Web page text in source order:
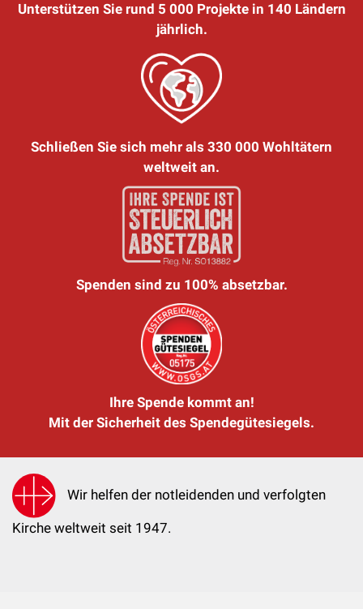
Unterstützen Sie rund 5 000 Projekte in 140 Ländern
jährlich.
Schließen Sie sich mehr als 330 000 Wohltätern
weltweit an.
Spenden sind zu 100% absetzbar.
Ihre Spende kommt an!
Mit der Sicherheit des Spendegütesiegels.
Wir helfen der notleidenden und verfolgten
Kirche weltweit seit 1947.